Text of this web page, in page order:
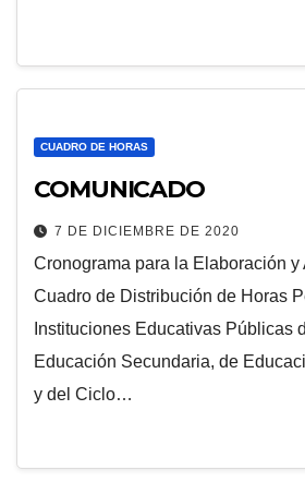
CUADRO DE HORAS
COMUNICADO
7 DE DICIEMBRE DE 2020
Cronograma para la Elaboración y
Cuadro de Distribución de Horas
Instituciones Educativas Públicas
Educación Secundaria, de
y del Ciclo…